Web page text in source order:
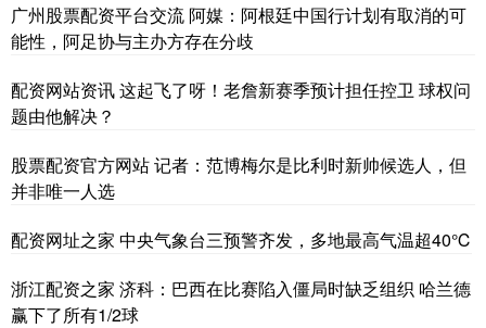
广州股票配资平台交流 阿媒：阿根廷中国行计划有取消的可
能性，阿足协与主办方存在分歧
配资网站资讯 这起飞了呀！老詹新赛季预计担任控卫 球权问
题由他解决？
股票配资官方网站 记者：范博梅尔是比利时新帅候选人，但
并非唯一人选
配资网址之家 中央气象台三预警齐发，多地最高气温超40℃
浙江配资之家 济科：巴西在比赛陷入僵局时缺乏组织 哈兰德
赢下了所有1/2球